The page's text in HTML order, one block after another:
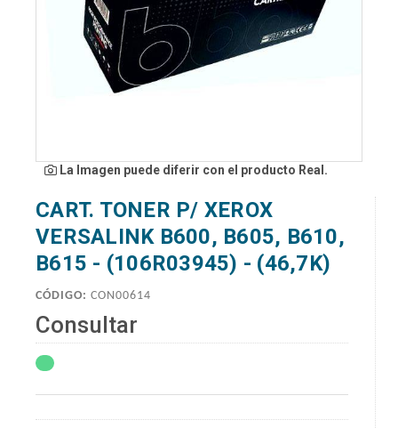
La Imagen puede diferir con el producto Real.
CART. TONER P/ XEROX
VERSALINK B600, B605, B610,
B615 - (106R03945) - (46,7K)
CÓDIGO: CON00614
Consultar